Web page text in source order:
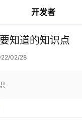
开发者
知道的知识点
02/28